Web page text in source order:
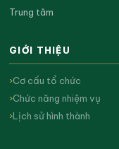
Trung tâm
GIỚI THIỆU
Cơ cấu tổ chức
Chức năng nhiệm vụ
Lịch sử hình thành